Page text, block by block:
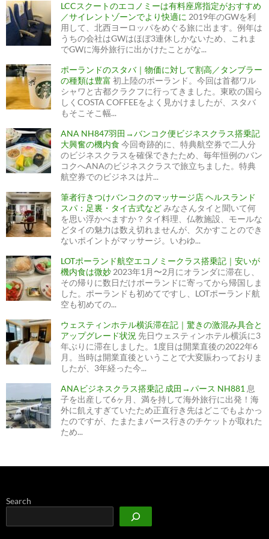
LCCスクートのエコノミーは有料座席指定がおすすめ
／サイレントゾーンでより快適に 2019年のGWを利
用して、北西ヨーロッパをめぐる旅に出ます。例年は
うちの会社はGWはほぼ3連休しかないため、これま
でGWに海外旅行に出かけたことがな...
ポーランドのスタバ｜物価に対して割高／タンブラー
の種類は豊富 初上陸のポーランド。今回は首都ワル
シャワと古都クラクフに行ってきました。東欧の国ら
しくCOSTA COFFEEをよく見かけましたが、スタバ
もそこそこ幅...
ANA NH847羽田→バンコク便ビジネスクラス搭乗記
大興奮の機内食 今回奇跡的に、特典航空券で二人分
のビジネスクラスを確保できたため、毎年恒例のバン
コクへANAのビジネスクラスで旅立ちました。特典
航空券でのビジネスは片...
筆者行きつけバンコクのマッサージ店 ヘルスランド
スパ：足裏・タイ古式などみなさんタイと聞いて何
を思い浮かべますか？タイ料理、仏教施設、モールな
どタイの魅力は数え切れませんが、欠かすことのでき
ないポイントがマッサージ。いわゆ...
LOTポーランド航空エコノミークラス搭乗記｜安いが
機内食は微妙 2023年1月〜2月にオランダに滞在し、
その帰りに数日だけポーランドに寄ってから帰国しま
した。ポーランドも初めてですし、LOTポーランド航
空も初めての...
ウェスティンホテル横浜滞在記｜驚きの激混み具合と
アップグレード状況 先日ウェスティンホテル横浜に3
年ぶりに滞在しました。1度目は開業直後の2022年6
月。当時は開業直後ということで大変賑わっておりま
したが、3年経った今...
ANAビジネスクラス搭乗記 成田→パース NH881 息
子を出産して6ヶ月、満を持して海外旅行に出発！海
外に飢えすぎていたため正直行き先はどこでもよかっ
たのですが、たまたまパース行きのチケットが取れた
ため...
Search